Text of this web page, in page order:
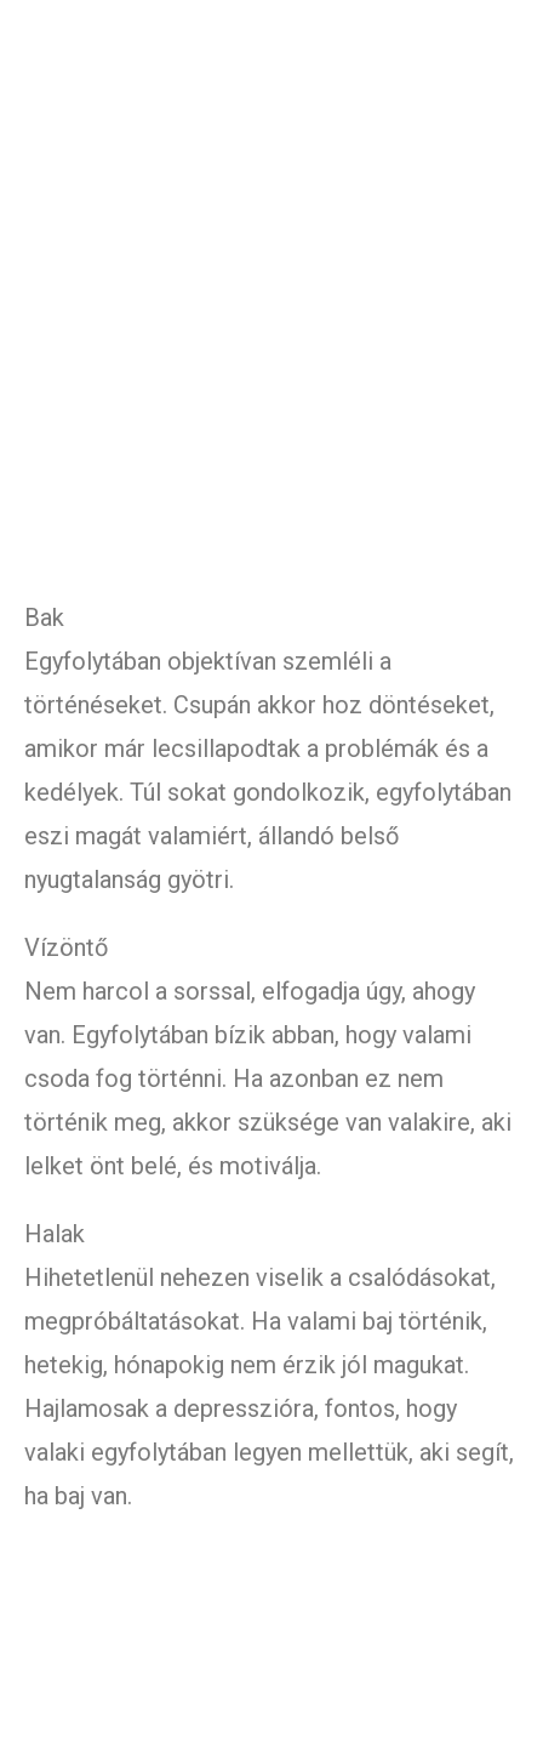
Bak
Egyfolytában objektívan szemléli a
történéseket. Csupán akkor hoz döntéseket,
amikor már lecsillapodtak a problémák és a
kedélyek. Túl sokat gondolkozik, egyfolytában
eszi magát valamiért, állandó belső
nyugtalanság gyötri.
Vízöntő
Nem harcol a sorssal, elfogadja úgy, ahogy
van. Egyfolytában bízik abban, hogy valami
csoda fog történni. Ha azonban ez nem
történik meg, akkor szüksége van valakire, aki
lelket önt belé, és motiválja.
Halak
Hihetetlenül nehezen viselik a csalódásokat,
megpróbáltatásokat. Ha valami baj történik,
hetekig, hónapokig nem érzik jól magukat.
Hajlamosak a depresszióra, fontos, hogy
valaki egyfolytában legyen mellettük, aki segít,
ha baj van.